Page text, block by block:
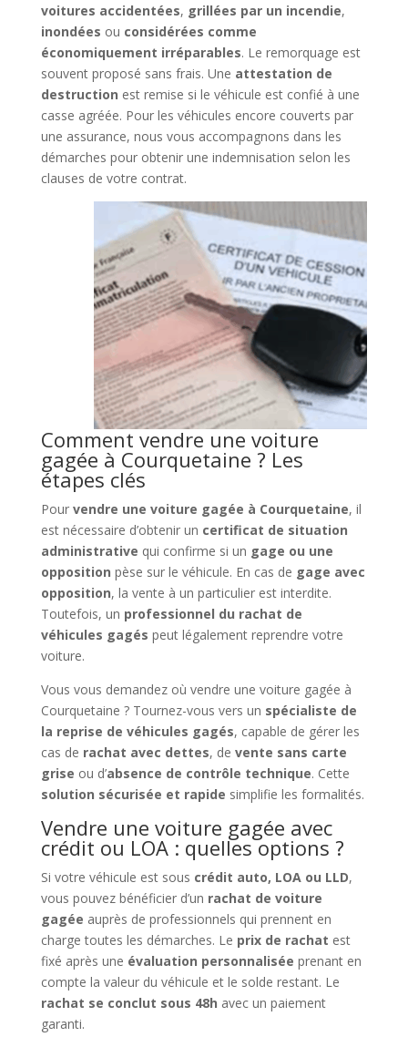
voitures accidentées, grillées par un incendie,
inondées ou considérées comme
économiquement irréparables. Le remorquage est
souvent proposé sans frais. Une attestation de
destruction est remise si le véhicule est confié à une
casse agréée. Pour les véhicules encore couverts par
une assurance, nous vous accompagnons dans les
démarches pour obtenir une indemnisation selon les
clauses de votre contrat.
Comment vendre une voiture
gagée à Courquetaine ? Les
étapes clés
Pour vendre une voiture gagée à Courquetaine, il
est nécessaire d’obtenir un certificat de situation
administrative qui confirme si un gage ou une
opposition pèse sur le véhicule. En cas de gage avec
opposition, la vente à un particulier est interdite.
Toutefois, un professionnel du rachat de
véhicules gagés peut légalement reprendre votre
voiture.
Vous vous demandez où vendre une voiture gagée à
Courquetaine ? Tournez-vous vers un spécialiste de
la reprise de véhicules gagés, capable de gérer les
cas de rachat avec dettes, de vente sans carte
grise ou d’absence de contrôle technique. Cette
solution sécurisée et rapide simplifie les formalités.
Vendre une voiture gagée avec
crédit ou LOA : quelles options ?
Si votre véhicule est sous crédit auto, LOA ou LLD,
vous pouvez bénéficier d’un rachat de voiture
gagée auprès de professionnels qui prennent en
charge toutes les démarches. Le prix de rachat est
fixé après une évaluation personnalisée prenant en
compte la valeur du véhicule et le solde restant. Le
rachat se conclut sous 48h avec un paiement
garanti.